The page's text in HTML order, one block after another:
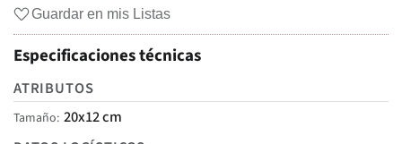
Guardar en mis Listas
Especificaciones técnicas
ATRIBUTOS
Tamaño 20x12 cm